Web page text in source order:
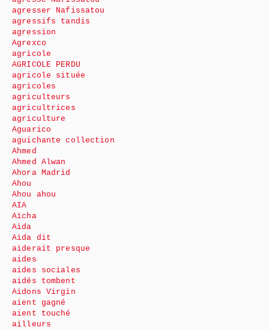
agresser Nafissatou
agressifs tandis
agression
Agrexco
agricole
AGRICOLE PERDU
agricole située
agricoles
agriculteurs
agricultrices
agriculture
Aguarico
aguichante collection
Ahmed
Ahmed Alwan
Ahora Madrid
Ahou
Ahou ahou
AIA
Aïcha
Aida
Aida dit
aiderait presque
aides
aides sociales
aidés tombent
Aidons Virgin
aient gagné
aient touché
ailleurs